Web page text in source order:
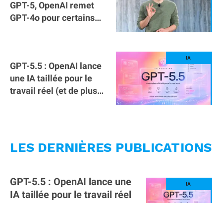
GPT-5, OpenAI remet
GPT-4o pour certains
GPT-5.5 : OpenAI lance
une IA taillée pour le
travail réel (et de plus
LES DERNIÈRES PUBLICATIONS
GPT-5.5 : OpenAI lance une
IA taillée pour le travail réel